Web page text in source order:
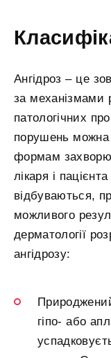
Ангідроз – це
за механізмами
патологічних
порушень можна
формам
лікаря і
відбуваються,
можливого
дерматології
ангідрозу:
гіпо- або